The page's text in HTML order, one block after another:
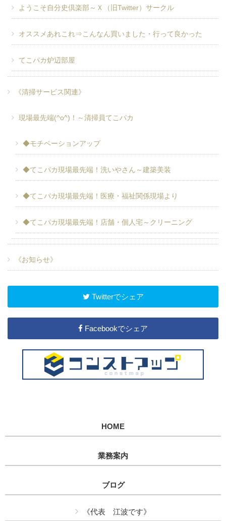
ようこそ自分史倶楽部～Ｘ（旧Twitter）サークル
オススメあれこれ⇒こんなん買いました・行って良かった
てこパカ炉辺部屋
《清掃サービス関連》
現場最先端(^o^)！～清掃員てこパカ
◆モチベーションアップ
◆てこパカ現場最先端！洗いやさん～建築美装
◆てこパカ現場最先端！医療・福祉関係現場より
◆てこパカ現場最先端！店舗・個人宅～クリーニング
《お知らせ》
Twitterでシェア
Facebookでシェア
HOME
業務案内
ブログ
《代表 江波です》